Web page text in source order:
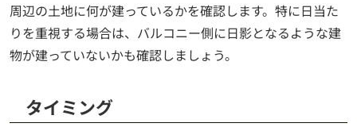
周辺の土地に何が建っているかを確認します。特に日当た
りを重視する場合は、バルコニー側に日影となるような建
物が建っていないかも確認しましょう。
タイミング